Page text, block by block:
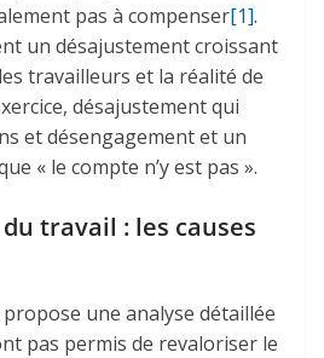
pas à compenser[1].
un désajustement croissant
travailleurs et la réalité de
désajustement qui
et désengagement et un
« le compte n’y est pas ».
travail : les causes
une analyse détaillée
pas permis de revaloriser le